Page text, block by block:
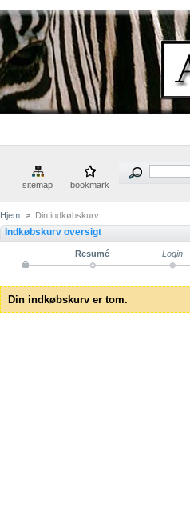
sitemap bookmark
Hjem > Din indkøbskurv
Indkøbskurv oversigt
Resumé Login
Din indkøbskurv er tom.